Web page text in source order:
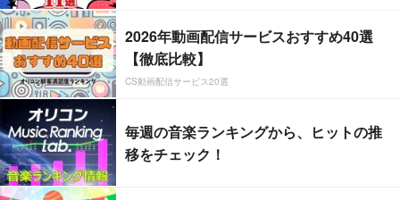
2026年動画配信サービスおすすめ40選
【徹底比較】
CS動画配信サービス20選
毎週の音楽ランキングから、ヒットの推
移をチェック！